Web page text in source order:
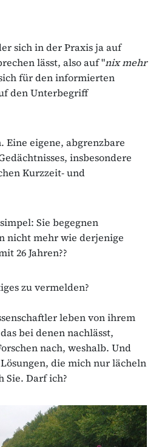
sich in der Praxis ja auf
lässt, also auf "nix mehr
für den informierten
den Unterbegriff
eigene, abgrenzbare
insbesondere
Kurzzeit- und
Sie begegnen
nicht mehr wie derjenige
26 Jahren??
zu vermelden?
leben von ihrem
bei denen nachlässt,
nach, weshalb. Und
die mich nur lächeln
Sie. Darf ich?